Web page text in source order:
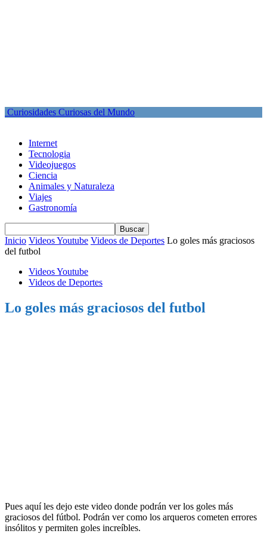
Curiosidades Curiosas del Mundo
Internet
Tecnologia
Videojuegos
Ciencia
Animales y Naturaleza
Viajes
Gastronomía
Inicio Videos Youtube Videos de Deportes Lo goles más graciosos
del futbol
Videos Youtube
Videos de Deportes
Lo goles más graciosos del futbol
Pues aquí les dejo este video donde podrán ver los goles más
graciosos del fútbol. Podrán ver como los arqueros cometen errores
insólitos y permiten goles increíbles.